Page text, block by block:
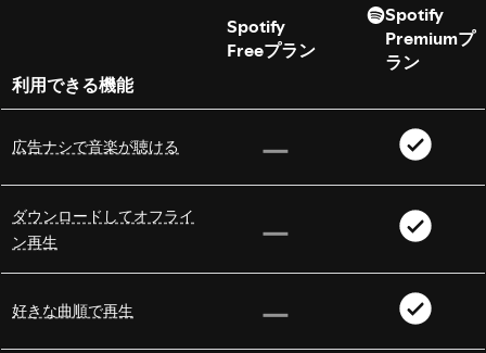
利用できる機能
Spotify
Freeプラン
Spotify
Premiumプ
ラン
広告ナシで音楽が聴ける
ダウンロードしてオフライ
ン再生
好きな曲順で再生